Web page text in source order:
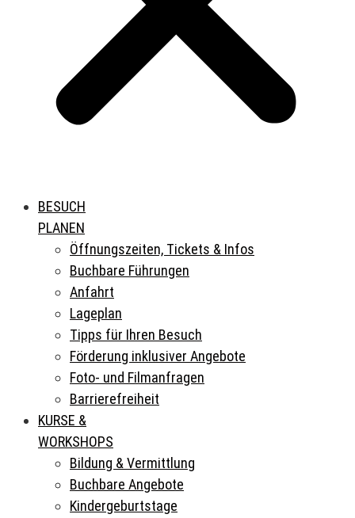
BESUCH
PLANEN
Öffnungszeiten, Tickets & Infos
Buchbare Führungen
Anfahrt
Lageplan
Tipps für Ihren Besuch
Förderung inklusiver Angebote
Foto- und Filmanfragen
Barrierefreiheit
KURSE &
WORKSHOPS
Bildung & Vermittlung
Buchbare Angebote
Kindergeburtstage